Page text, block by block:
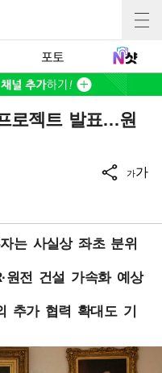
포토
로젝트 발표…원
가가
는 사실상 좌초 분위
원전 건설 가속화 예상
추가 협력 확대도 기